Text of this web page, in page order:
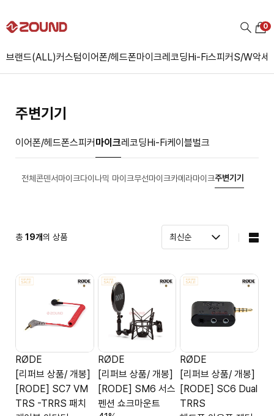
브랜드(ALL)커스텀이어폰/헤드폰마이크레코딩Hi-Fi스피커S/W악세
0
주변기기
이어폰/헤드폰스피커마이크레코딩Hi-Fi케이블벌크
전체콘덴서마이크다이나믹 마이크무선마이크카메라마이크주변기기
총 19개의 상품
RØDE
[리퍼브 상품/ 개봉]
[RODE] SC7 VM
TRS -TRRS 패치
RØDE
[리퍼브 상품/ 개봉]
[RODE] SM6 서스
펜션 쇼크마운트
RØDE
[리퍼브 상품/ 개봉]
[RODE] SC6 Dual
TRRS